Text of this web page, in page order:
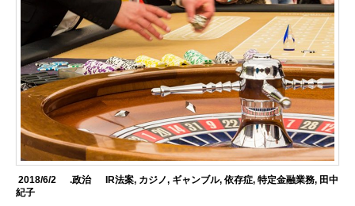
2018/6/2 .政治 IR法案, カジノ, ギャンブル, 依存症, 特定金融業務, 田中
紀子